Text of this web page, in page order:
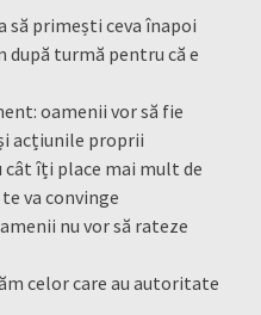
să primești ceva înapoi
după turmă pentru că e
oamenii vor să fie
acțiunile proprii
cât îți place mai mult de
va convinge
nu vor să rateze
celor care au autoritate